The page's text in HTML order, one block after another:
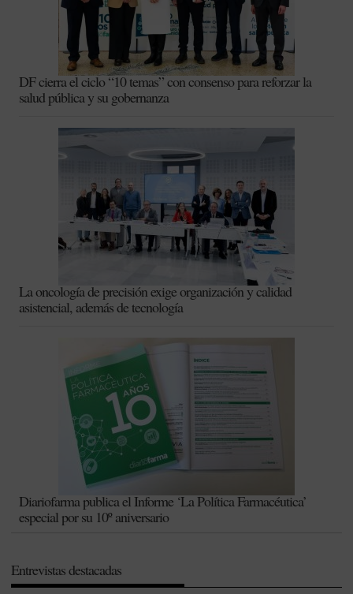
DF cierra el ciclo “10 temas” con consenso para reforzar la
salud pública y su gobernanza
La oncología de precisión exige organización y calidad
asistencial, además de tecnología
Diariofarma publica el Informe ‘La Política Farmacéutica’
especial por su 10º aniversario
Entrevistas destacadas